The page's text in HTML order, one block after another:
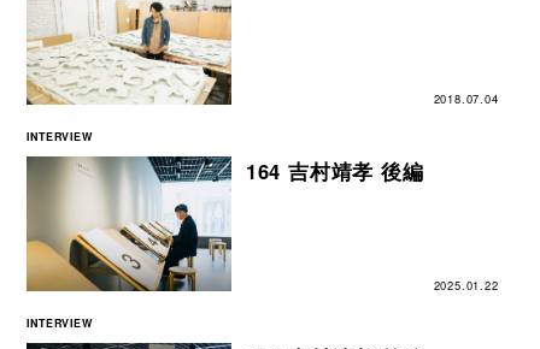
2018.07.04
INTERVIEW
164 吉村靖孝 後編
2025.01.22
INTERVIEW